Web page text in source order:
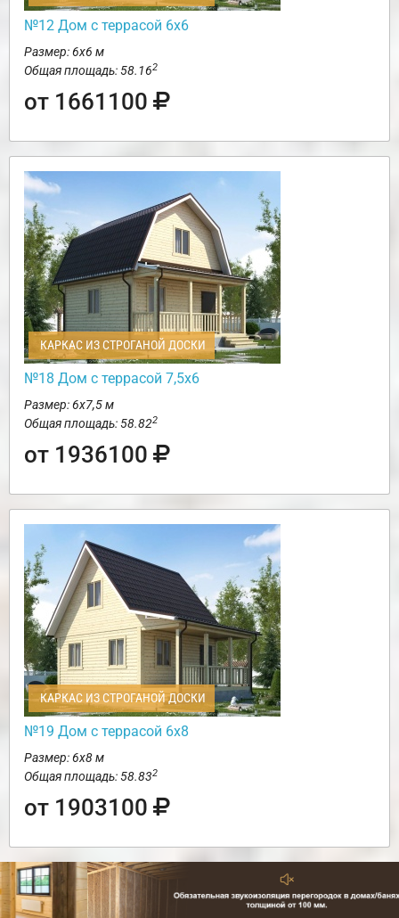
№12 Дом с террасой 6х6
Размер: 6х6 м
Общая площадь: 58.162
от 1661100
КАРКАС ИЗ СТРОГАНОЙ ДОСКИ
№18 Дом с террасой 7,5х6
Размер: 6х7,5 м
Общая площадь: 58.822
от 1936100
КАРКАС ИЗ СТРОГАНОЙ ДОСКИ
№19 Дом с террасой 6х8
Размер: 6х8 м
Общая площадь: 58.832
от 1903100